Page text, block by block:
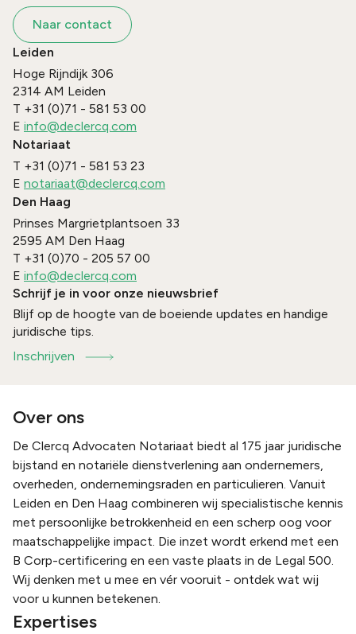
Naar contact
Leiden
Hoge Rijndijk 306
2314 AM Leiden
T +31 (0)71 - 581 53 00
E info@declercq.com
Notariaat
T +31 (0)71 - 581 53 23
E notariaat@declercq.com
Den Haag
Prinses Margrietplantsoen 33
2595 AM Den Haag
T +31 (0)70 - 205 57 00
E info@declercq.com
Schrijf je in voor onze nieuwsbrief
Blijf op de hoogte van de boeiende updates en handige
juridische tips.
Inschrijven
Over ons
De Clercq Advocaten Notariaat biedt al 175 jaar juridische
bijstand en notariële dienstverlening aan ondernemers,
overheden, ondernemingsraden en particulieren. Vanuit
Leiden en Den Haag combineren wij specialistische kennis
met persoonlijke betrokkenheid en een scherp oog voor
maatschappelijke impact. Die inzet wordt erkend met een
B Corp-certificering en een vaste plaats in de Legal 500.
Wij denken met u mee en vér vooruit - ontdek wat wij
voor u kunnen betekenen.
Expertises